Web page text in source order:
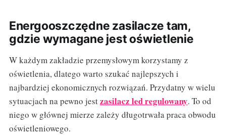
Energooszczędne zasilacze tam,
gdzie wymagane jest oświetlenie
W każdym zakładzie przemysłowym korzystamy z
oświetlenia, dlatego warto szukać najlepszych i
najbardziej ekonomicznych rozwiązań. Przydatny w wielu
sytuacjach na pewno jestzasilacz led regulowany. To od
niego w głównej mierze zależy długotrwała praca obwodu
oświetleniowego.